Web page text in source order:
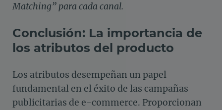
Matching” para cada canal.
Conclusión: La importancia de
los atributos del producto
Los atributos desempeñan un papel
fundamental en el éxito de las campañas
publicitarias de e-commerce. Proporcionan